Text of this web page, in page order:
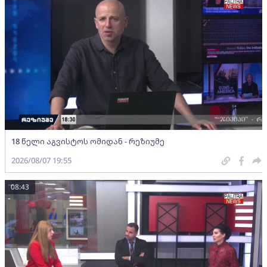
18 წელი აგვისტოს ომიდან - რეზიუმე
2026/08/07 19:55
08:43